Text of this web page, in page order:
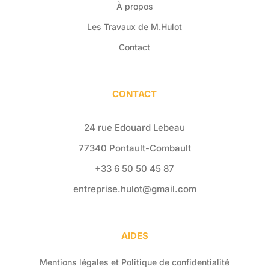
À propos
Les Travaux de M.Hulot
Contact
CONTACT
24 rue Edouard Lebeau
77340 Pontault-Combault
+33 6 50 50 45 87
entreprise.hulot@gmail.com
AIDES
Mentions légales et Politique de confidentialité